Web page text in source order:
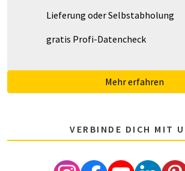
Lieferung oder Selbstabholung
gratis Profi-Datencheck
Mehr erfahren
VERBINDE DICH MIT